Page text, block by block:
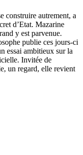
construire autrement, a
d’Etat. Mazarine
y est parvenue.
publie ces jours-ci
essai ambitieux sur la
Invitée de
un regard, elle revient